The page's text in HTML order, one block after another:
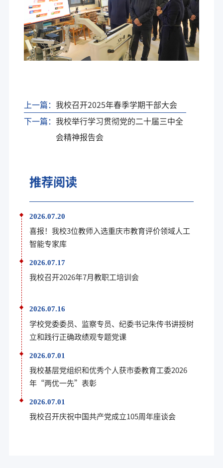
上一篇： 我校召开2025年春季学期干部大会
下一篇： 我校举行学习贯彻党的二十届三中全
会精神报告会
推荐阅读
2026.07.20
喜报！我校3位教师入选重庆市教育评价领域人工
智能专家库
2026.07.17
我校召开2026年7月教职工培训会
2026.07.16
学校党委委员、监察专员、纪委书记朱传书讲授树
立和践行正确政绩观专题党课
2026.07.01
我校基层党组织和优秀个人获市委教育工委2026
年“两优一先”表彰
2026.07.01
我校召开庆祝中国共产党成立105周年座谈会